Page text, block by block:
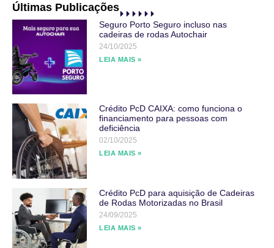
Últimas Publicações
Seguro Porto Seguro incluso nas
cadeiras de rodas Autochair
24/10/2025
LEIA MAIS »
Crédito PcD CAIXA: como funciona o
financiamento para pessoas com
deficiência
02/10/2025
LEIA MAIS »
Crédito PcD para aquisição de Cadeiras
de Rodas Motorizadas no Brasil
24/09/2025
LEIA MAIS »